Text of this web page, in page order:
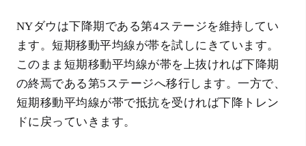
NYダウは下降期である第4ステージを維持してい
ます。短期移動平均線が帯を試しにきています。
このまま短期移動平均線が帯を上抜ければ下降期
の終焉である第5ステージへ移行します。一方で、
短期移動平均線が帯で抵抗を受ければ下降トレン
ドに戻っていきます。